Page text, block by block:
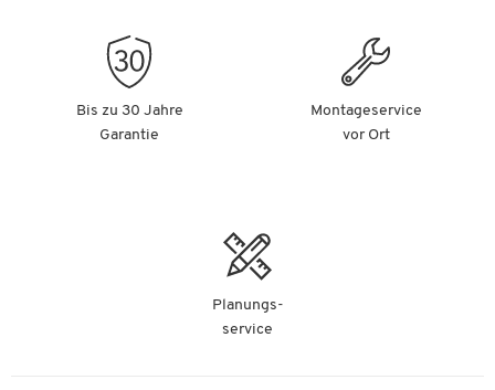
Bis zu 30 Jahre
Garantie
Montageservice
vor Ort
Planungs-
service